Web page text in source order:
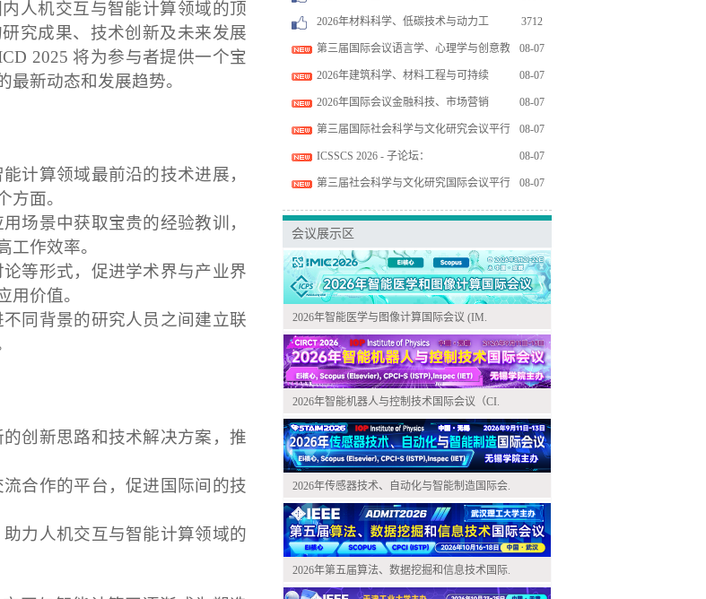
人机交互与智能计算领域的顶
究成果、技术创新及未来发展
2025 将为参与者提供一个宝
新动态和发展趋势。
计算领域最前沿的技术进展，
方面。
场景中获取宝贵的经验教训，
工作效率。
等形式，促进学术界与产业界
用价值。
同背景的研究人员之间建立联
创新思路和技术解决方案，推
合作的平台，促进国际间的技
力人机交互与智能计算领域的
2026年材料科学、低碳技术与动力工 3712
第三届国际会议语言学、心理学与创意教 08-07
2026年建筑科学、材料工程与可持续 08-07
2026年国际会议金融科技、市场营销 08-07
第三届国际社会科学与文化研究会议平行 08-07
ICSSCS 2026 - 子论坛： 08-07
第三届社会科学与文化研究国际会议平行 08-07
会议展示区
2026年智能医学与图像计算国际会议 (IM.
2026年智能机器人与控制技术国际会议（CI.
2026年传感器技术、自动化与智能制造国际会.
2026年第五届算法、数据挖掘和信息技术国际.